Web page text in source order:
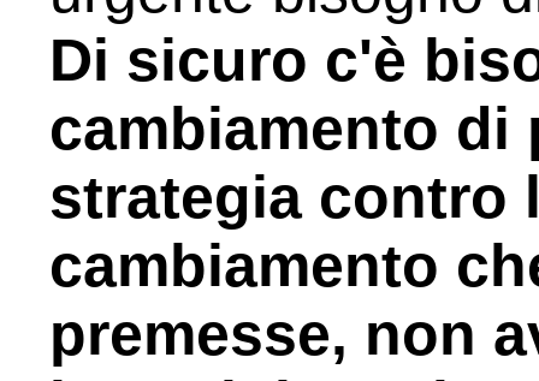
Di sicuro c'è
cambiamento di
strategia contro
cambiamento
premesse, non